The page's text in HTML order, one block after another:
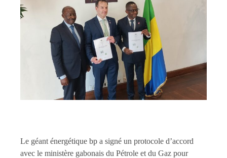
Le géant énergétique bp a signé un protocole d’accord
avec le ministère gabonais du Pétrole et du Gaz pour